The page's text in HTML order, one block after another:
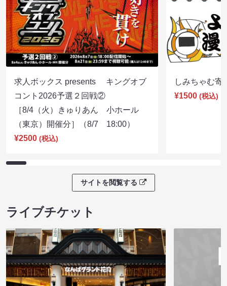
求人ボックス presents キングオブ
コント2026予選２回戦②
［8/4（火）きゅりあん 小ホール
（東京）開催分］（8/7 18:00）
¥2500 (税込)
しみちゃむ
¥1500 (税込)
サイトを閲覧する
ライブチケット